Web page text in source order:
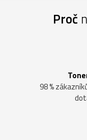
Proč
98 %